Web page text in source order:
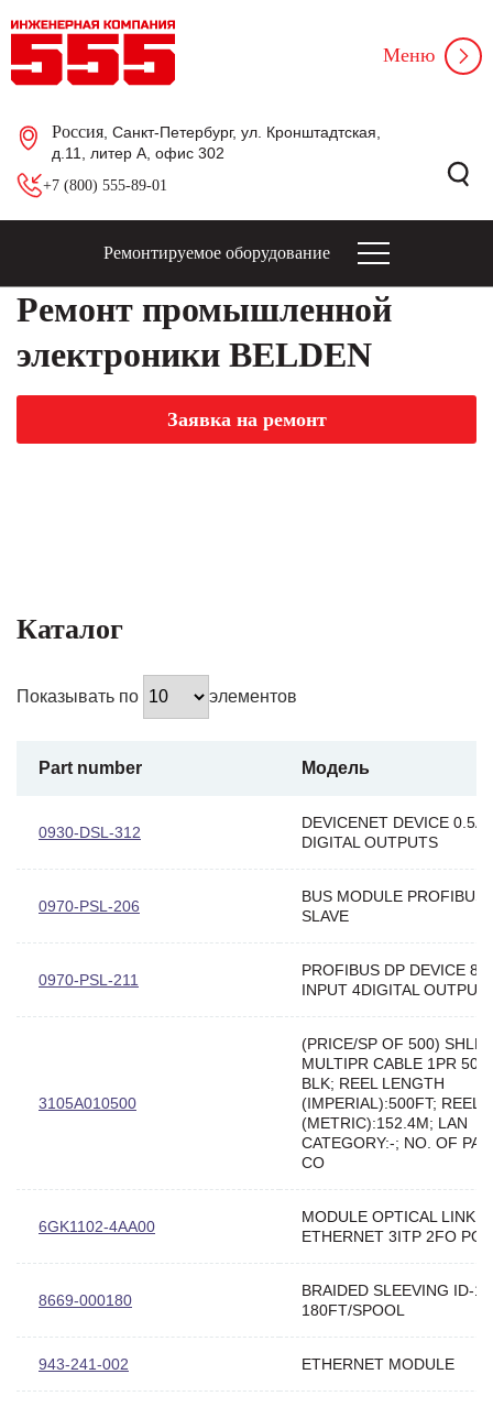
Россия , Санкт-Петербург, ул. Кронштадтская,
д.11, литер А, офис 302
+7 (800) 555-89-01
Меню
Ремонтируемое оборудование
Ремонт промышленной
электроники BELDEN
Заявка на ремонт
Каталог
Показывать по элементов
Part number Модель
0930-DSL-312
DEVICENET DEVICE
DIGITAL OUTPUTS
0970-PSL-206
BUS MODULE PROFIBUS
SLAVE
0970-PSL-211
PROFIBUS DP DEVICE
INPUT 4DIGITAL OUTPUT
3105A010500
(PRICE/SP OF 500) SHLD
MULTIPR CABLE 1PR
BLK; REEL LENGTH
(IMPERIAL):500FT; REEL
(METRIC):152.4M; LAN
CATEGORY:-; NO. OF
CO
6GK1102-4AA00
MODULE OPTICAL LINK
ETHERNET 3ITP 2FO
8669-000180
BRAIDED SLEEVING ID-1/
180FT/SPOOL
943-241-002 ETHERNET MODULE